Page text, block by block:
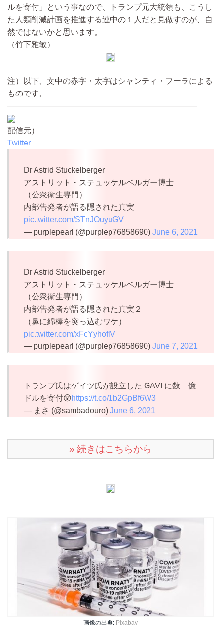
ルを寄付」という事なので、トランプ元大統領も、こうし
た人類削減計画を推進する連中の１人だと見做すのが、自
然ではないかと思います。
（竹下雅敏）
注）以下、文中の赤字・太字はシャンティ・フーラによる
ものです。
————————————————————————
配信元）
Twitter
Dr Astrid Stuckelberger
アストリット・ステュッケルベルガー博士
（公衆衛生専門）
内部告発者が語る隠された真実
pic.twitter.com/STnJOuyuGV
— purplepearl (@purplep76858690) June 6, 2021
Dr Astrid Stuckelberger
アストリット・ステュッケルベルガー博士
（公衆衛生専門）
内部告発者が語る隠された真実２
（鼻に綿棒を突っ込むワケ）
pic.twitter.com/xFcYyhoflV
— purplepearl (@purplep76858690) June 7, 2021
トランプ氏はゲイツ氏が設立した GAVI に数十億
ドルを寄付😲https://t.co/1b2GpBf6W3
— まさ (@sambadouro) June 6, 2021
» 続きはこちらから
画像の出典: Pixabay